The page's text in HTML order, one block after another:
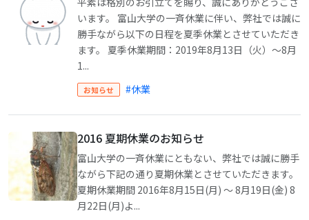
います。 富山大学の一斉休業に伴い、弊社では誠に
勝手ながら以下の日程を夏季休業とさせていただき
ます。 夏季休業期間：2019年8月13日（火）～8月
1...
お知らせ #休業
2016 夏期休業のお知らせ
富山大学の一斉休業にともない、弊社では誠に勝手
ながら下記の通り夏期休業とさせていただきます。
夏期休業期間 2016年8月15日(月) ～ 8月19日(金) 8
月22日(月)よ...